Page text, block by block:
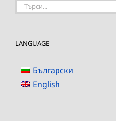
Търсене
LANGUAGE
Български
English